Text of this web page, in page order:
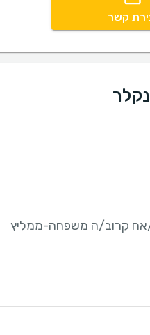
קשר
אח קרוב/ה משפחה-ממליץ